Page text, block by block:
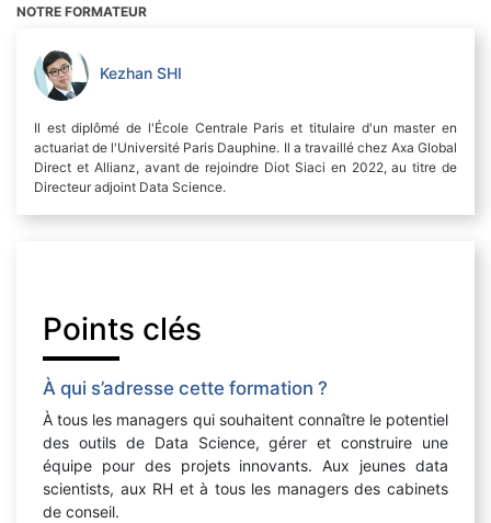
NOTRE FORMATEUR
Kezhan SHI
Il est diplômé de l'École Centrale Paris et titulaire d'un master en
actuariat de l'Université Paris Dauphine. Il a travaillé chez Axa Global
Direct et Allianz, avant de rejoindre Diot Siaci en 2022, au titre de
Directeur adjoint Data Science.
Points clés
À qui s’adresse cette formation ?
À tous les managers qui souhaitent connaître le potentiel
des outils de Data Science, gérer et construire une
équipe pour des projets innovants. Aux jeunes data
scientists, aux RH et à tous les managers des cabinets
de conseil.